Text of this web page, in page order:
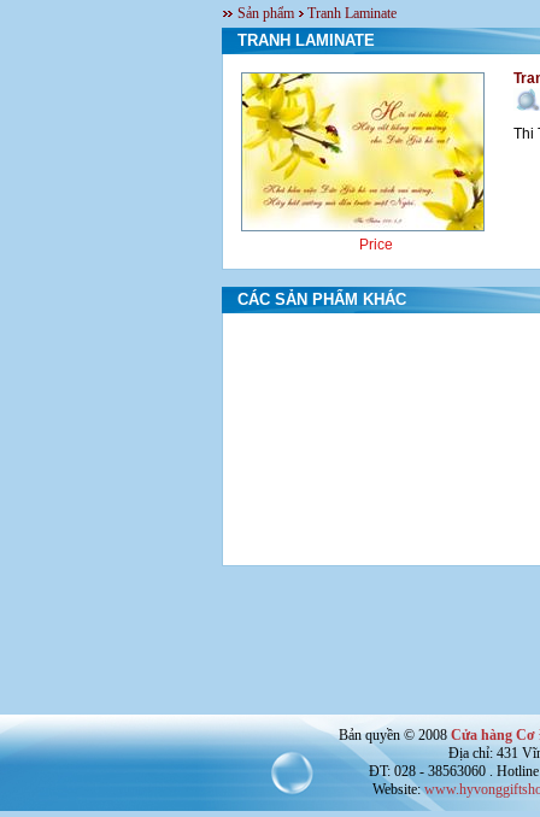
Sản phẩm Tranh Laminate
TRANH LAMINATE
Price
Thi
CÁC SẢN PHẨM KHÁC
Bản quyền © 2008 Cửa hàng Cơ
Địa chỉ: 431
ĐT: 028 - 38563060 .
Website: